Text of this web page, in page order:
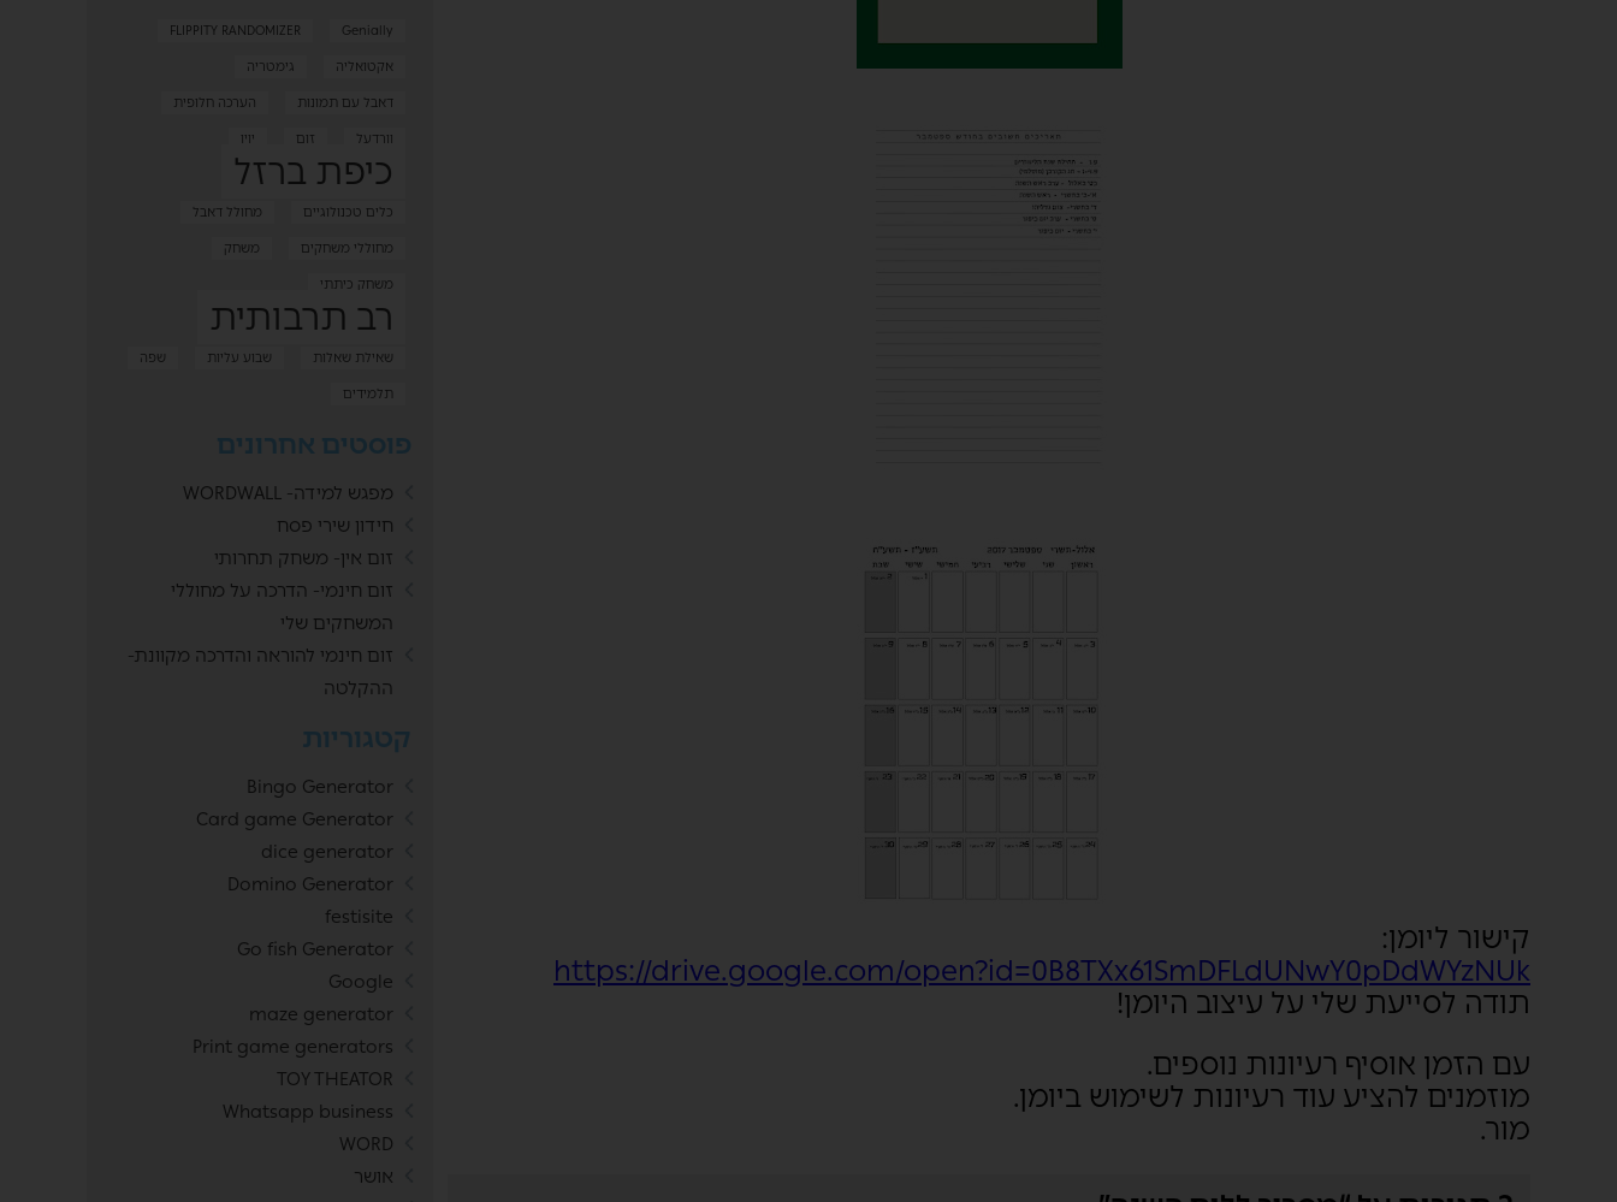
קישור ליומן:
https://drive.google.com/open?id=0B8TXx61SmDFLdUNwY0pDdWYzNUk
תודה לסייעת שלי על עיצוב היומן!
עם הזמן אוסיף רעיונות נוספים.
מוזמנים להציע עוד רעיונות לשימוש ביומן.
מור.
FLIPPITY RANDOMIZER
Genially
אקטואליה
גימטריה
דאבל עם תמונות
הערכה חלופית
וורדעל
זום יויו
כיפת ברזל
כלים טכנולוגיים
מחולל דאבל
מחוללי משחקים
משחק
משחק כיתתי
רב תרבותית
שאילת שאלות שבוע עליות
שפה
תלמידים
פוסטים אחרונים
מפגש למידה- WORDWALL
חידון שירי פסח
זום אין- משחק תחרותי
זום חינמי- הדרכה על מחוללי
המשחקים שלי
זום חינמי להוראה והדרכה מקוונת-
ההקלטה
קטגוריות
Bingo Generator
Card game Generator
dice generator
Domino Generator
festisite
Go fish Generator
Google
maze generator
Print game generators
TOY THEATOR
Whatsapp business
WORD
אושר